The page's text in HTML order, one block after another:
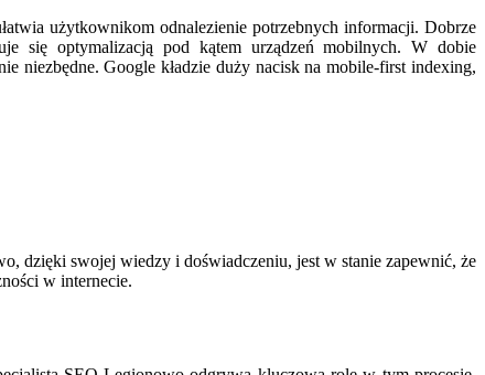
użytkownikom odnalezienie potrzebnych informacji. Dobrze
się optymalizacją pod kątem urządzeń mobilnych. W dobie
niezbędne. Google kładzie duży nacisk na mobile-first indexing,
dzięki swojej wiedzy i doświadczeniu, jest w stanie zapewnić, że
w internecie.